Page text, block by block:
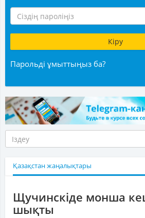
Парольді ұмыттыңыз ба?
Қазақстан жаңалықтары
Щучинскіде монша
шықты